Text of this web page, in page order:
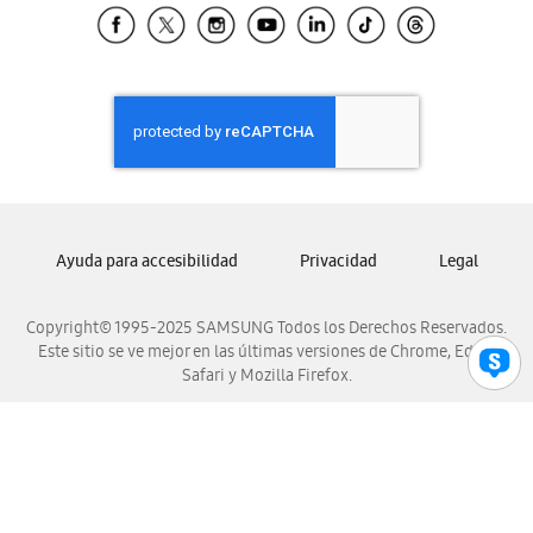
Samsung El Salvador
Samsung Honduras
Samsung Nicaragua
Samsung Panamá
Samsung Venezuela
Copyright© 1995-2025 SAMSUNG Todos los Derechos Reservados.
Este sitio se ve mejor en las últimas versiones de Chrome, Edge,
Safari y Mozilla Firefox.
Ayuda para accesibilidad Privacidad Legal